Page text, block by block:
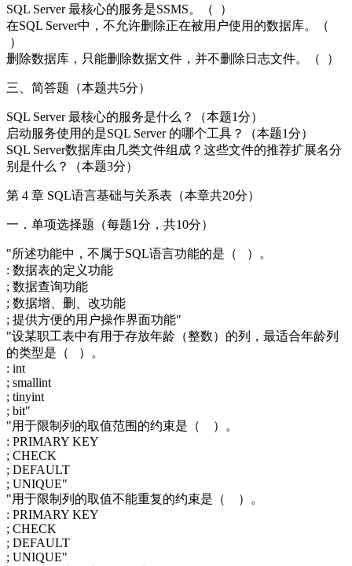
SQL Server 最核心的服务是SSMS。（ ）
在SQL Server中，不允许删除正在被用户使用的数据库。（
）
删除数据库，只能删除数据文件，并不删除日志文件。（ ）
三、简答题（本题共5分）
SQL Server 最核心的服务是什么？（本题1分）
启动服务使用的是SQL Server 的哪个工具？（本题1分）
SQL Server数据库由几类文件组成？这些文件的推荐扩展名分
别是什么？（本题3分）
第 4 章 SQL语言基础与关系表（本章共20分）
一．单项选择题（每题1分，共10分）
"所述功能中，不属于SQL语言功能的是（ ）。
: 数据表的定义功能
; 数据查询功能
; 数据增、删、改功能
; 提供方便的用户操作界面功能"
"设某职工表中有用于存放年龄（整数）的列，最适合年龄列
的类型是（ ）。
: int
; smallint
; tinyint
; bit"
"用于限制列的取值范围的约束是（ ）。
: PRIMARY KEY
; CHECK
; DEFAULT
; UNIQUE"
"用于限制列的取值不能重复的约束是（ ）。
: PRIMARY KEY
; CHECK
; DEFAULT
; UNIQUE"